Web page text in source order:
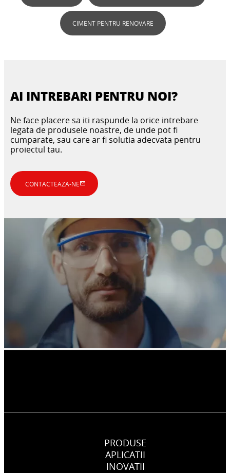
CIMENT PENTRU RENOVARE
AI INTREBARI PENTRU NOI?
Ne face placere sa iti raspunde la orice intrebare
legata de produsele noastre, de unde pot fi
cumparate, sau care ar fi solutia adecvata pentru
proiectul tau.
CONTACTEAZA-NE
PRODUSE
APLICATII
INOVATII